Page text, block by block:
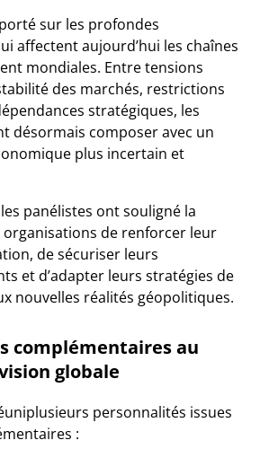
sur les profondes
affectent aujourd’hui les chaînes
mondiales. Entre tensions
des marchés, restrictions
stratégiques, les
désormais composer avec un
plus incertain et
panélistes ont souligné la
organisations de renforcer leur
de sécuriser leurs
et d’adapter leurs stratégies de
nouvelles réalités géopolitiques.
complémentaires au
globale
personnalités issues
: